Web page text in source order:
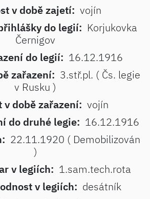
v době zajetí: vojín
do legií: Korjukovka
Černigov
do legií: 16.12.1916
zařazení: 3.stř.pl. ( Čs. legie
v Rusku )
v době zařazení: vojín
do druhé legie: 16.12.1916
22.11.1920 ( Demobilizován
)
v legiích: 1.sam.tech.rota
v legiích: desátník